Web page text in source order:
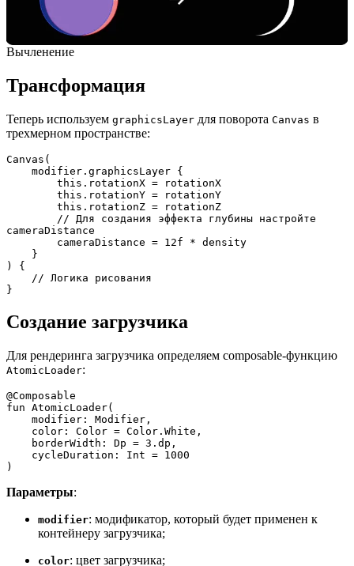
Вычленение
Трансформация
Теперь используем graphicsLayer для поворота Canvas в
трехмерном пространстве:
Canvas(
    modifier.graphicsLayer {
        this.rotationX = rotationX
        this.rotationY = rotationY
        this.rotationZ = rotationZ
cameraDistance
        cameraDistance = 12f * density
    }
) {
    // Логика рисования
}
Создание загрузчика
Для рендеринга загрузчика определяем composable-функцию
AtomicLoader:
@Composable
fun AtomicLoader(
    modifier: Modifier,
    color: Color = Color.White,
    borderWidth: Dp = 3.dp,
    cycleDuration: Int = 1000
)
Параметры:
modifier: модификатор, который будет применен к
контейнеру загрузчика;
color: цвет загрузчика;